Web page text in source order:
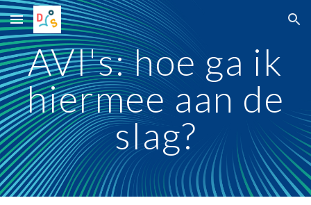
Skip to main content Skip to navigation
AVI's: hoe ga ik
hiermee aan de
slag?